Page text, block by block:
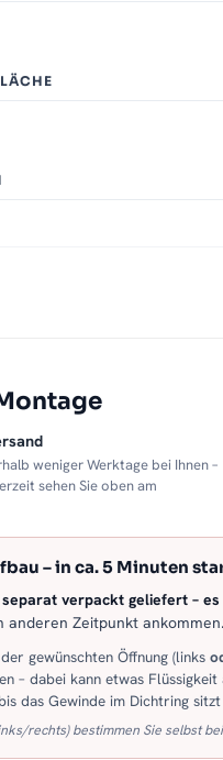
weniger Werktage bei Ihnen –
sehen Sie oben am
– in ca. 5 Minuten
verpackt geliefert –
anderen Zeitpunkt ankommen.
gewünschten Öffnung (links
– dabei kann etwas
das Gewinde im Dichtring
rechts) bestimmen Sie selbst